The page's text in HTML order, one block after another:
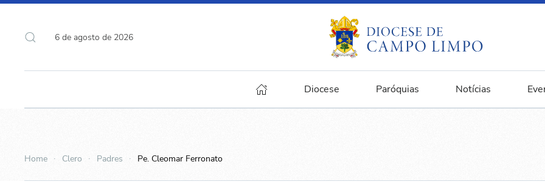
6 de agosto de 2026
Diocese Paróquias Notícias
Home Clero Padres Pe. Cleomar Ferronato